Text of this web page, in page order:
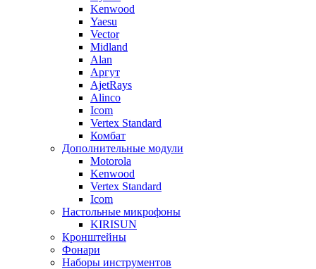
Kenwood
Yaesu
Vector
Midland
Alan
Аргут
AjetRays
Alinco
Icom
Vertex Standard
Комбат
Дополнительные модули
Motorola
Kenwood
Vertex Standard
Icom
Настольные микрофоны
KIRISUN
Кронштейны
Фонари
Наборы инструментов